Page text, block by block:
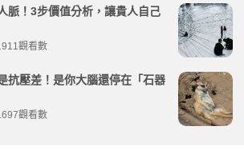
脈！3步價值分析，讓貴人自己
觀看數
抗壓差！是你大腦還停在「石器
觀看數